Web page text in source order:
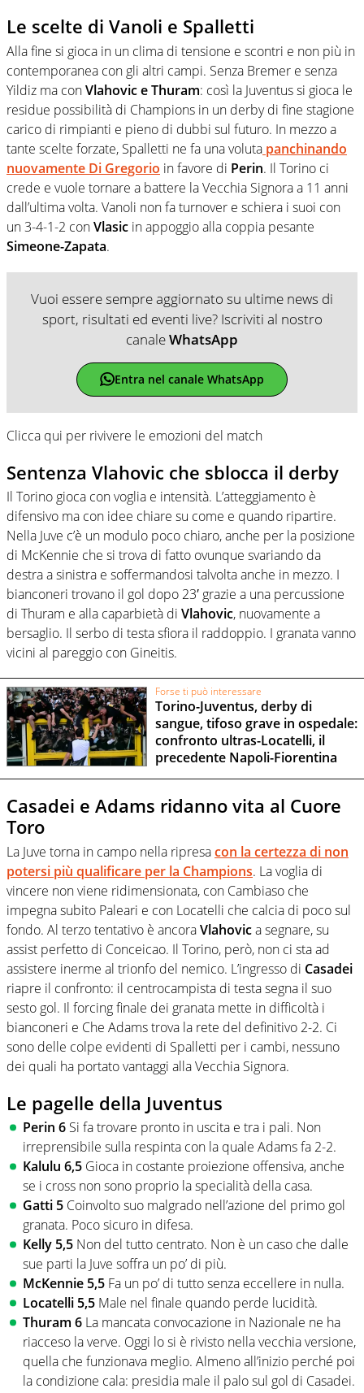
Le scelte di Vanoli e Spalletti
Alla fine si gioca in un clima di tensione e scontri e non più in
contemporanea con gli altri campi. Senza Bremer e senza
Yildiz ma conVlahovic e Thuram: così la Juventus si gioca le
residue possibilità di Champions in un derby di fine stagione
carico di rimpianti e pieno di dubbi sul futuro. In mezzo a
tante scelte forzate, Spalletti ne fa una voluta panchinando
nuovamente Di Gregorio in favore di Perin. Il Torino ci
crede e vuole tornare a battere la Vecchia Signora a 11 anni
dall’ultima volta. Vanoli non fa turnover e schiera i suoi con
un 3-4-1-2 conVlasic in appoggio alla coppia pesante
Simeone-Zapata.
Vuoi essere sempre aggiornato su ultime news di
sport, risultati ed eventi live? Iscriviti al nostro
canaleWhatsApp
Entra nel canale WhatsApp
Clicca qui per rivivere le emozioni del match
Sentenza Vlahovic che sblocca il derby
Il Torino gioca con voglia e intensità. L’atteggiamento è
difensivo ma con idee chiare su come e quando ripartire.
Nella Juve c’è un modulo poco chiaro, anche per la posizione
di McKennie che si trova di fatto ovunque svariando da
destra a sinistra e soffermandosi talvolta anche in mezzo. I
bianconeri trovano il gol dopo 23′ grazie a una percussione
di Thuram e alla caparbietà di Vlahovic, nuovamente a
bersaglio. Il serbo di testa sfiora il raddoppio. I granata vanno
vicini al pareggio con Gineitis.
Forse ti può interessare
Torino-Juventus, derby di
sangue, tifoso grave in ospedale:
confronto ultras-Locatelli, il
precedente Napoli-Fiorentina
Casadei e Adams ridanno vita al Cuore
Toro
La Juve torna in campo nella ripresacon la certezza di non
potersi più qualificare per la Champions. La voglia di
vincere non viene ridimensionata, con Cambiaso che
impegna subito Paleari e con Locatelli che calcia di poco sul
fondo. Al terzo tentativo è ancoraVlahovica segnare, su
assist perfetto di Conceicao. Il Torino, però, non ci sta ad
assistere inerme al trionfo del nemico. L’ingresso di Casadei
riapre il confronto: il centrocampista di testa segna il suo
sesto gol. Il forcing finale dei granata mette in difficoltà i
bianconeri e Che Adams trova la rete del definitivo 2-2. Ci
sono delle colpe evidenti di Spalletti per i cambi, nessuno
dei quali ha portato vantaggi alla Vecchia Signora.
Le pagelle della Juventus
Perin 6 Si fa trovare pronto in uscita e tra i pali. Non
irreprensibile sulla respinta con la quale Adams fa 2-2.
Kalulu 6,5 Gioca in costante proiezione offensiva, anche
se i cross non sono proprio la specialità della casa.
Gatti 5 Coinvolto suo malgrado nell’azione del primo gol
granata. Poco sicuro in difesa.
Kelly 5,5 Non del tutto centrato. Non è un caso che dalle
sue parti la Juve soffra un po’ di più.
McKennie 5,5 Fa un po’ di tutto senza eccellere in nulla.
Locatelli 5,5 Male nel finale quando perde lucidità.
Thuram 6 La mancata convocazione in Nazionale ne ha
riacceso la verve. Oggi lo si è rivisto nella vecchia versione,
quella che funzionava meglio. Almeno all’inizio perché poi
la condizione cala: presidia male il palo sul gol di Casadei.